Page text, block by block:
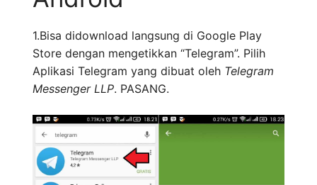
1.Bisa didownload langsung di Google Play
Store dengan mengetikkan “Telegram”. Pilih
Aplikasi Telegram yang dibuat oleh Telegram
Messenger LLP. PASANG.